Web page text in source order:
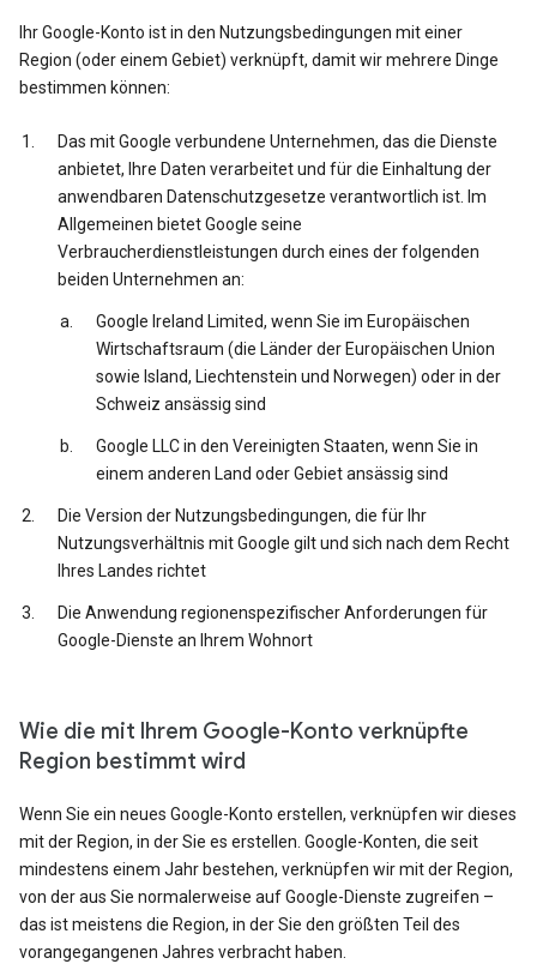
Ihr Google-Konto ist in den Nutzungsbedingungen mit einer
Region (oder einem Gebiet) verknüpft, damit wir mehrere Dinge
bestimmen können:
Das mit Google verbundene Unternehmen, das die Dienste
anbietet, Ihre Daten verarbeitet und für die Einhaltung der
anwendbaren Datenschutzgesetze verantwortlich ist. Im
Allgemeinen bietet Google seine
Verbraucherdienstleistungen durch eines der folgenden
beiden Unternehmen an:
Google Ireland Limited, wenn Sie im Europäischen
Wirtschaftsraum (die Länder der Europäischen Union
sowie Island, Liechtenstein und Norwegen) oder in der
Schweiz ansässig sind
Google LLC in den Vereinigten Staaten, wenn Sie in
einem anderen Land oder Gebiet ansässig sind
Die Version der Nutzungsbedingungen, die für Ihr
Nutzungsverhältnis mit Google gilt und sich nach dem Recht
Ihres Landes richtet
Die Anwendung regionenspezifischer Anforderungen für
Google-Dienste an Ihrem Wohnort
Wie die mit Ihrem Google-Konto verknüpfte
Region bestimmt wird
Wenn Sie ein neues Google-Konto erstellen, verknüpfen wir dieses
mit der Region, in der Sie es erstellen. Google-Konten, die seit
mindestens einem Jahr bestehen, verknüpfen wir mit der Region,
von der aus Sie normalerweise auf Google-Dienste zugreifen –
das ist meistens die Region, in der Sie den größten Teil des
vorangegangenen Jahres verbracht haben.